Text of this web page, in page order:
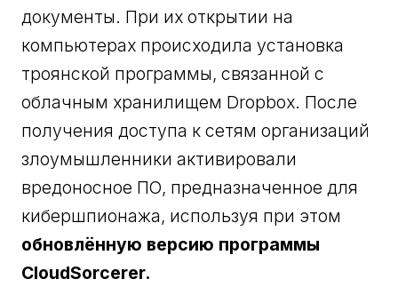
документы. При их открытии на
компьютерах происходила установка
троянской программы, связанной с
облачным хранилищем Dropbox. После
получения доступа к сетям организаций
злоумышленники активировали
вредоносное ПО, предназначенное для
кибершпионажа, используя при этом
обновлённую версию программы
CloudSorcerer.